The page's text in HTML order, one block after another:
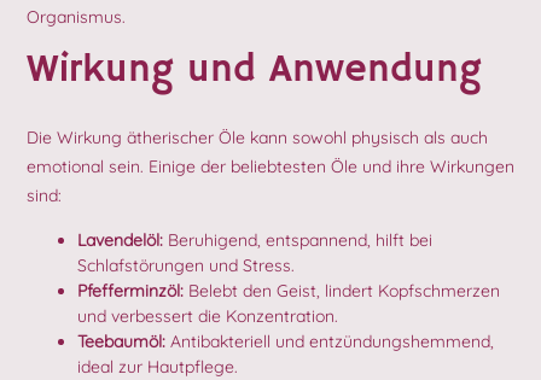
Organismus.
Wirkung und Anwendung
Die Wirkung ätherischer Öle kann sowohl physisch als auch
emotional sein. Einige der beliebtesten Öle und ihre Wirkungen
sind:
Lavendelöl: Beruhigend, entspannend, hilft bei
Schlafstörungen und Stress.
Pfefferminzöl: Belebt den Geist, lindert Kopfschmerzen
und verbessert die Konzentration.
Teebaumöl: Antibakteriell und entzündungshemmend,
ideal zur Hautpflege.